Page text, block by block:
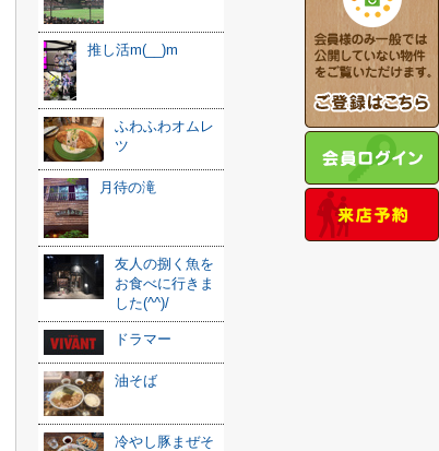
推し活m(__)m
ふわふわオムレ
ツ
月待の滝
友人の捌く魚を
お食べに行きま
した(^^)/
ドラマー
油そば
冷やし豚まぜそ